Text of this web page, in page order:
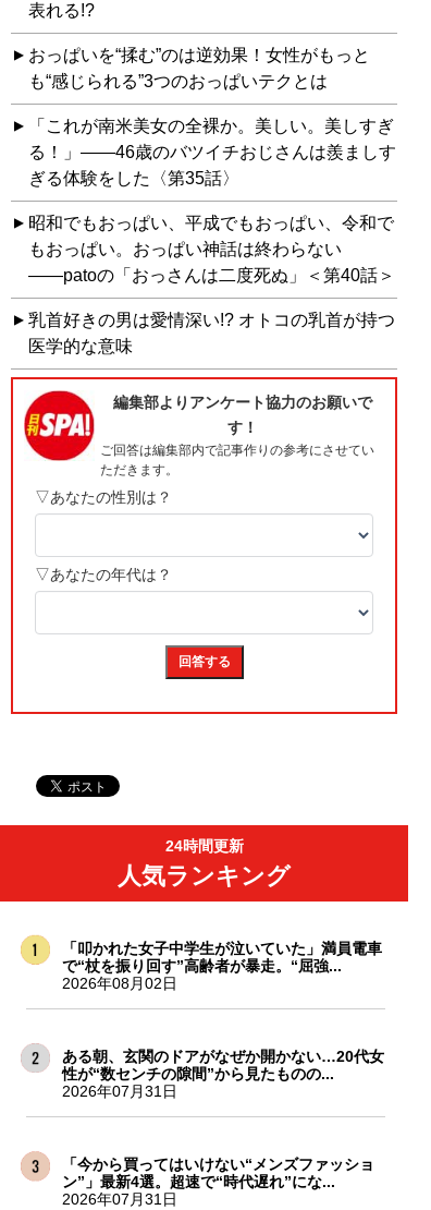
表れる!?
おっぱいを“揉む”のは逆効果！女性がもっと
も“感じられる”3つのおっぱいテクとは
「これが南米美女の全裸か。美しい。美しすぎ
る！」――46歳のバツイチおじさんは羨ましす
ぎる体験をした〈第35話〉
昭和でもおっぱい、平成でもおっぱい、令和で
もおっぱい。おっぱい神話は終わらない
――patoの「おっさんは二度死ぬ」＜第40話＞
乳首好きの男は愛情深い!? オトコの乳首が持つ
医学的な意味
24時間更新
人気ランキング
「叩かれた女子中学生が泣いていた」満員電車
で“杖を振り回す”高齢者が暴走。“屈強...
2026年08月02日
ある朝、玄関のドアがなぜか開かない…20代女
性が“数センチの隙間”から見たものの...
2026年07月31日
「今から買ってはいけない“メンズファッショ
ン”」最新4選。超速で“時代遅れ”にな...
2026年07月31日